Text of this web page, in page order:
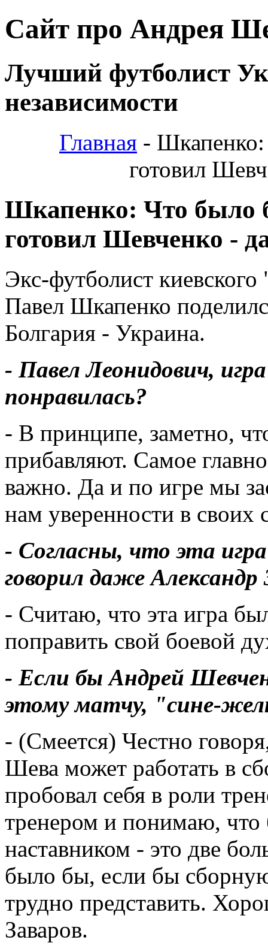
Сайт про Андрея
Лучший футболист
независимости
Главная -
готовил
Шкапенко: Что было
готовил Шевченко -
Экс-футболист
Павел Шкапенко
Болгария - Украина.
- Павел Леонидович,
понравилась?
- В принципе, заметно,
прибавляют. Самое
важно. Да и по игре мы
нам уверенности в своих
- Согласны, что эта
говорил даже Александр
- Считаю, что эта игра
поправить свой ​​боевой
- Если бы Андрей
этому матчу, "сине-
- (Смеется) Честно
Шева может работать в
пробовал себя в роли
тренером и понимаю, что
наставником - это две
было бы, если бы
трудно представить.
Заваров.